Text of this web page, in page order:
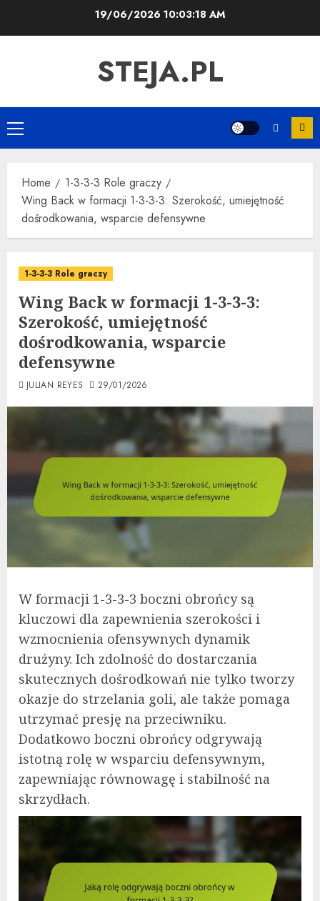
19/06/2026 10:03:19 AM
STEJA.PL
Primary
Menu
Home
1-3-3-3 Role graczy
Wing Back w formacji 1-3-3-3: Szerokość, umiejętność
dośrodkowania, wsparcie defensywne
1-3-3-3 Role graczy
Wing Back w formacji 1-3-3-3:
Szerokość, umiejętność
dośrodkowania, wsparcie
defensywne
JULIAN REYES 29/01/2026
W formacji 1-3-3-3 boczni obrońcy są
kluczowi dla zapewnienia szerokości i
wzmocnienia ofensywnych dynamik
drużyny. Ich zdolność do dostarczania
skutecznych dośrodkowań nie tylko tworzy
okazje do strzelania goli, ale także pomaga
utrzymać presję na przeciwniku.
Dodatkowo boczni obrońcy odgrywają
istotną rolę w wsparciu defensywnym,
zapewniając równowagę i stabilność na
skrzydłach.